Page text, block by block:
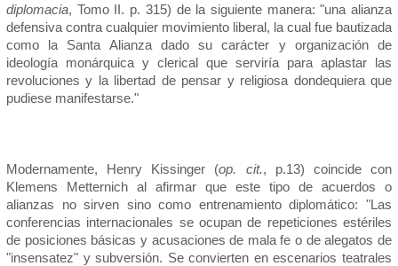
diplomacia, Tomo II. p. 315) de la siguiente manera: "una alianza
defensiva contra cualquier movimiento liberal, la cual fue bautizada
como la Santa Alianza dado su carácter y organización de
ideología monárquica y clerical que serviría para aplastar las
revoluciones y la libertad de pensar y religiosa dondequiera que
pudiese manifestarse."
Modernamente, Henry Kissinger (op. cit., p.13) coincide con
Klemens Metternich al afirmar que este tipo de acuerdos o
alianzas no sirven sino como entrenamiento diplomático: "Las
conferencias internacionales se ocupan de repeticiones estériles
de posiciones básicas y acusaciones de mala fe o de alegatos de
"insensatez" y subversión. Se convierten en escenarios teatrales